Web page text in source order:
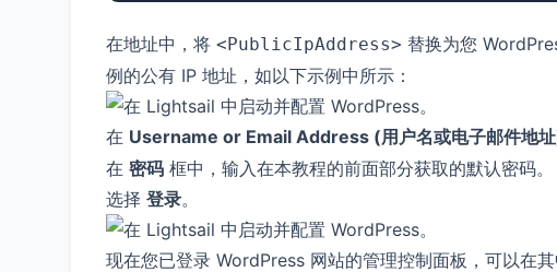
在地址中，将 <PublicIpAddress> 替换为您
例的公有 IP 地址，如以下示例中所示：
在 Username or Email Address (用户名或电子邮件地
在 密码 框中，输入在本教程的前面部分获取的默认密码。
选择 登录。
现在您已登录 WordPress 网站的管理控制面板，可以在